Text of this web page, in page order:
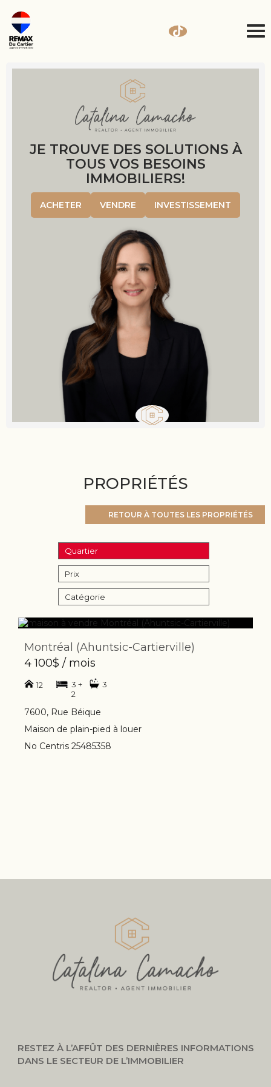
JE TROUVE DES SOLUTIONS À
TOUS VOS BESOINS
IMMOBILIERS!
ACHETER VENDRE INVESTISSEMENT
PROPRIÉTÉS
RETOUR À TOUTES LES PROPRIÉTÉS
Quartier
Prix
Catégorie
Montréal (Ahuntsic-Cartierville)
4 100$ / mois
12
3 +
2
3
7600, Rue Béique
Maison de plain-pied à louer
No Centris 25485358
RESTEZ À L’AFFÛT DES DERNIÈRES INFORMATIONS
DANS LE SECTEUR DE L’IMMOBILIER